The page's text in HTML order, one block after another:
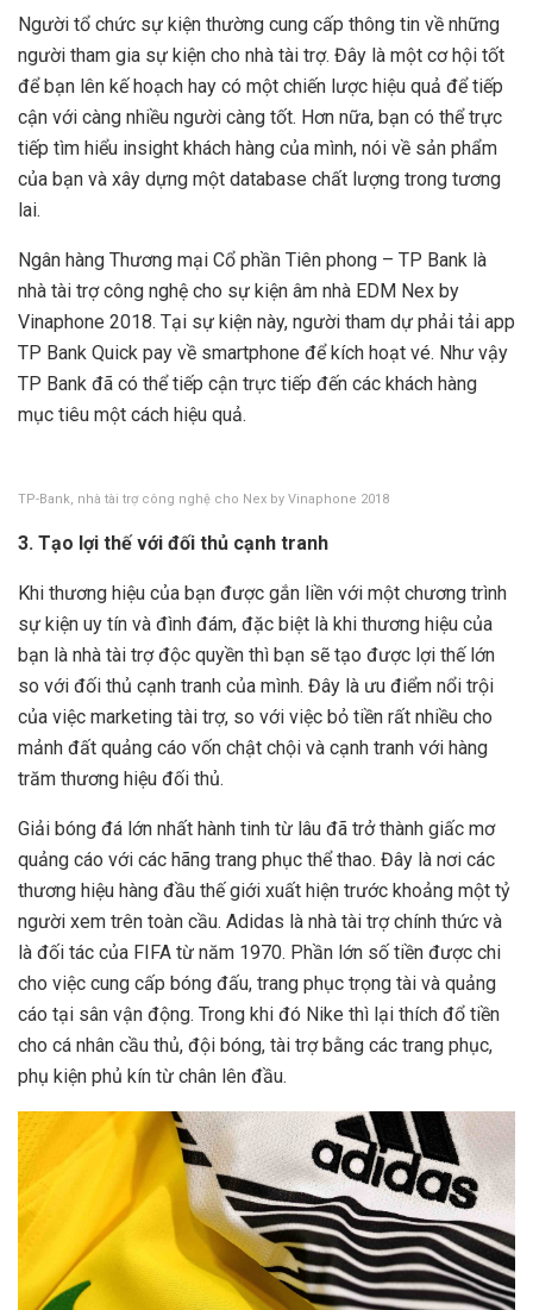
Người tổ chức sự kiện thường cung cấp thông tin về những
người tham gia sự kiện cho nhà tài trợ. Đây là một cơ hội tốt
để bạn lên kế hoạch hay có một chiến lược hiệu quả để tiếp
cận với càng nhiều người càng tốt. Hơn nữa, bạn có thể trực
tiếp tìm hiểu insight khách hàng của mình, nói về sản phẩm
của bạn và xây dựng một database chất lượng trong tương
lai.
Ngân hàng Thương mại Cổ phần Tiên phong – TP Bank là
nhà tài trợ công nghệ cho sự kiện âm nhà EDM Nex by
Vinaphone 2018. Tại sự kiện này, người tham dự phải tải app
TP Bank Quick pay về smartphone để kích hoạt vé. Như vậy
TP Bank đã có thể tiếp cận trực tiếp đến các khách hàng
mục tiêu một cách hiệu quả.
TP-Bank, nhà tài trợ công nghệ cho Nex by Vinaphone 2018
3. Tạo lợi thế với đối thủ cạnh tranh
Khi thương hiệu của bạn được gắn liền với một chương trình
sự kiện uy tín và đình đám, đặc biệt là khi thương hiệu của
bạn là nhà tài trợ độc quyền thì bạn sẽ tạo được lợi thế lớn
so với đối thủ cạnh tranh của mình. Đây là ưu điểm nổi trội
của việc marketing tài trợ, so với việc bỏ tiền rất nhiều cho
mảnh đất quảng cáo vốn chật chội và cạnh tranh với hàng
trăm thương hiệu đối thủ.
Giải bóng đá lớn nhất hành tinh từ lâu đã trở thành giấc mơ
quảng cáo với các hãng trang phục thể thao. Đây là nơi các
thương hiệu hàng đầu thế giới xuất hiện trước khoảng một tỷ
người xem trên toàn cầu. Adidas là nhà tài trợ chính thức và
là đối tác của FIFA từ năm 1970. Phần lớn số tiền được chi
cho việc cung cấp bóng đấu, trang phục trọng tài và quảng
cáo tại sân vận động. Trong khi đó Nike thì lại thích đổ tiền
cho cá nhân cầu thủ, đội bóng, tài trợ bằng các trang phục,
phụ kiện phủ kín từ chân lên đầu.